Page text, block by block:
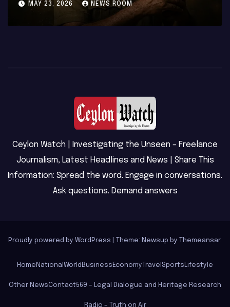
MAY 23, 2026 NEWS ROOM
Ceylon Watch | Investigating the Unseen – Freelance
Journalism, Latest Headlines and News | Share This
Information: Spread the word. Engage in conversations.
Ask questions. Demand answers
Proudly powered by WordPress Theme: Newsup by Themeansar.
Home National World Business Economy Travel Sports Lifestyle
Other NewsContact569 – Legal Dialogue and Heritage Research
Radio – Truth on Air